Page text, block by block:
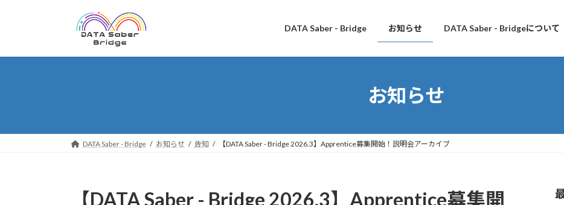
プ
動
DATA Saber - Bridge お知らせ DATA Saber - Bridgeについて
お知らせ
DATA Saber - Bridge お知らせ 告知 【DATA Saber - Bridge 2026.3】Apprentice募集開始！説明会アーカイブ
【DATA Saber - Bridge 2026.3】Apprentice募集開